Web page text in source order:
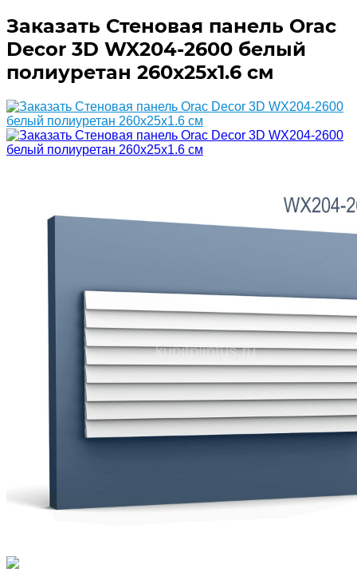
Заказать Стеновая панель Orac
Decor 3D WX204-2600 белый
полиуретан 260x25x1.6 см